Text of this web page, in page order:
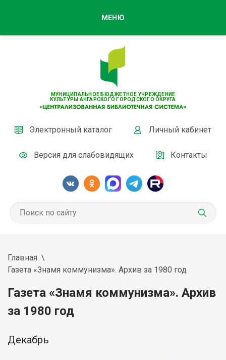
МУНИЦИПАЛЬНОЕ БЮДЖЕТНОЕ УЧРЕЖДЕНИЕ
КУЛЬТУРЫ АНГАРСКОГО ГОРОДСКОГО ОКРУГА
Электронный каталог Личный кабинет
Версия для слабовидящих Контакты
МЕНЮ
Главная
Газета «Знамя коммунизма». Архив за 1980 год
Газета «Знамя коммунизма». Архив
за 1980 год
Декабрь